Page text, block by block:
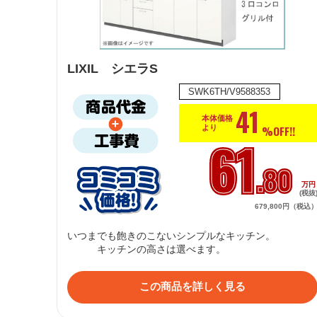
LIXIL シエラS
SWK6TH/V9588353
本体価格
より
41 %OFF!!
61.80
万円
(税抜)
679,800円（税込）
いつまでも飽きのこないシンプルなキッチン。
この商品を詳しく見る